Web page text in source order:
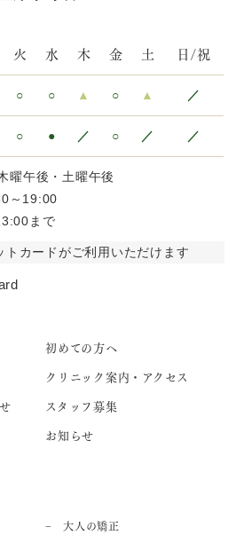
火 水 木 金 土 日/祝
○ ○ ▲ ○ ▲ ／
○ ● ／ ○ ／ ／
曜午後・土曜午後
～19:00
まで
トカードがご利用いただけます
初めての方へ
クリニック案内・アクセス
スタッフ募集
お知らせ
大人の矯正